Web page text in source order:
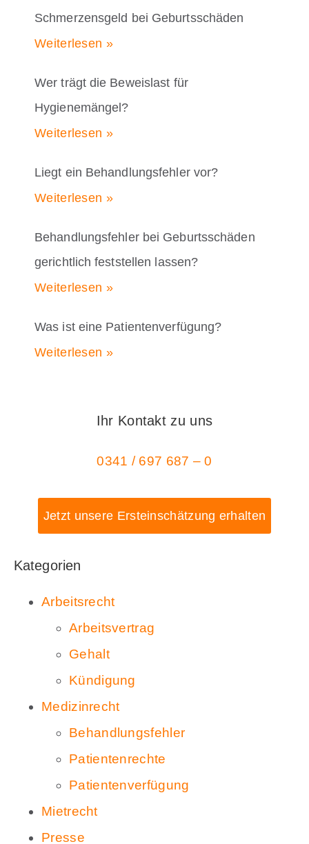
Schmerzensgeld bei Geburtsschäden
Weiterlesen »
Wer trägt die Beweislast für
Hygienemängel?
Weiterlesen »
Liegt ein Behandlungsfehler vor?
Weiterlesen »
Behandlungsfehler bei Geburtsschäden
gerichtlich feststellen lassen?
Weiterlesen »
Was ist eine Patientenverfügung?
Weiterlesen »
Ihr Kontakt zu uns
0341 / 697 687 – 0
Jetzt unsere Ersteinschätzung erhalten
Kategorien
Arbeitsrecht
Arbeitsvertrag
Gehalt
Kündigung
Medizinrecht
Behandlungsfehler
Patientenrechte
Patientenverfügung
Mietrecht
Presse